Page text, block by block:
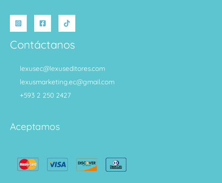
Contáctanos
lexusec@lexuseditores.com
lexusmarketing.ec@gmail.com
+593 2 250 2427
Aceptamos